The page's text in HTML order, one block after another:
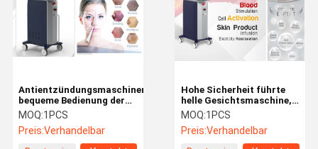
Antientzündungsmaschinen-
bequeme Bedienung der
fotodynamischen
Therapie
MOQ:1PCS
Preis:Verhandelbar
Hohe Sicherheit führte
helle Gesichtsmaschine,
führte Pdt-Maschine für
Akne-Behandlung
MOQ:1PCS
Preis:Verhandelbar